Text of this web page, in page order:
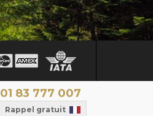
01 83 777 007
Rappel gratuit